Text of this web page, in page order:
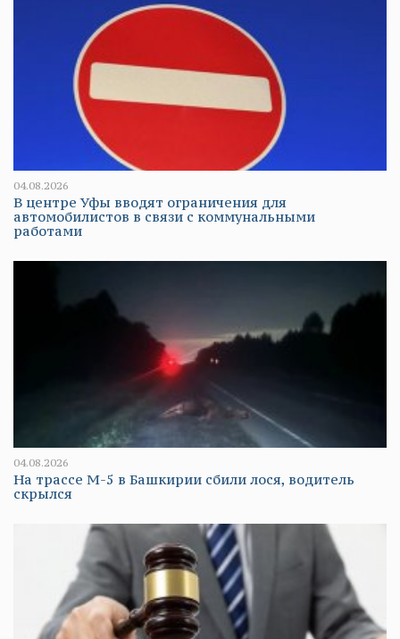
04.08.2026
В центре Уфы вводят ограничения для
автомобилистов в связи с коммунальными
работами
04.08.2026
На трассе М-5 в Башкирии сбили лося, водитель
скрылся